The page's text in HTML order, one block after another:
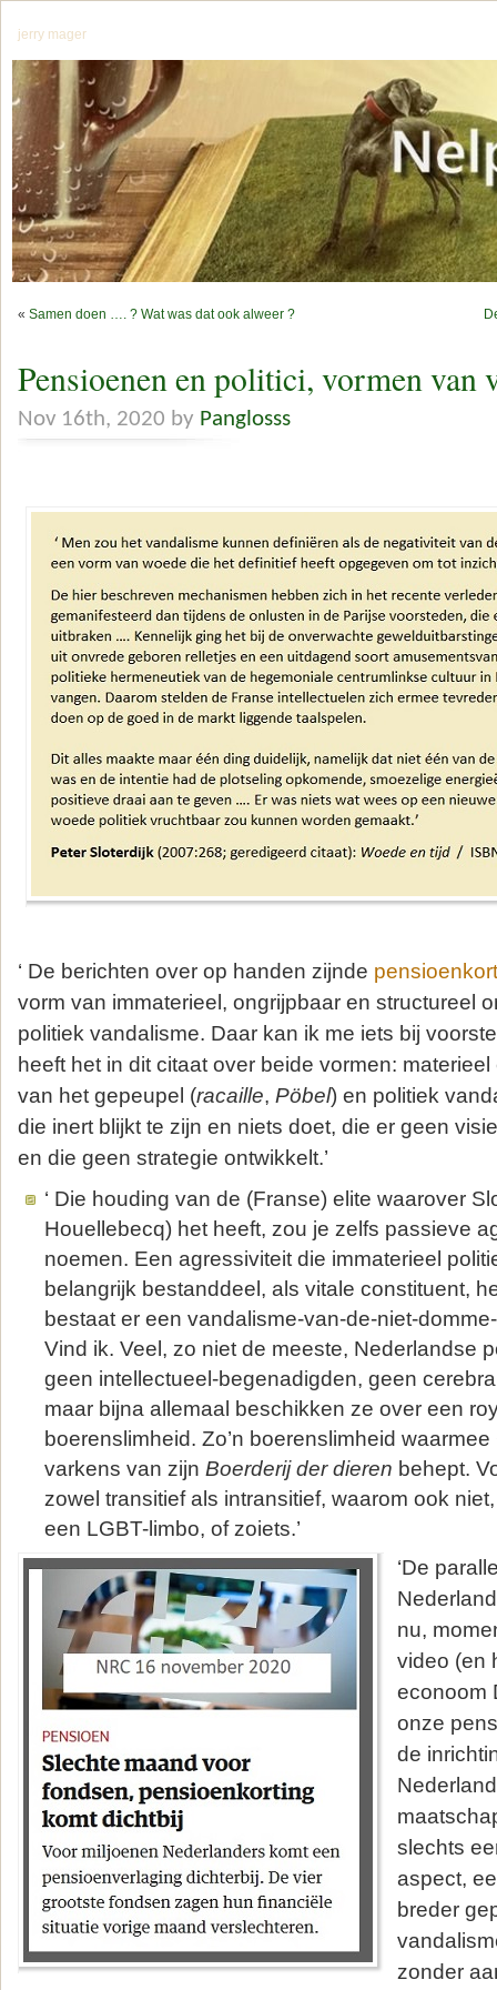
jerry mager
« Samen doen …. ? Wat was dat ook alweer ?
Pensioenen en politici, vormen van
Nov 16th, 2020 by Panglosss
‘ De berichten over op handen zijnde
vorm van immaterieel, ongrijpbaar en structureel
politiek vandalisme. Daar kan ik me iets bij
heeft het in dit citaat over beide vormen:
van het gepeupel (racaille, Pöbel) en politiek
die inert blijkt te zijn en niets doet, die er geen
en die geen strategie ontwikkelt.’
‘ Die houding van de (Franse) elite waarover
Houellebecq) het heeft, zou je zelfs passieve
noemen. Een agressiviteit die immaterieel
belangrijk bestanddeel, als vitale constituent,
bestaat er een vandalisme-van-de-niet-
Vind ik. Veel, zo niet de meeste, Nederlandse
geen intellectueel-begenadigden, geen
maar bijna allemaal beschikken ze over een
boerenslimheid. Zo’n boerenslimheid
varkens van zijn Boerderij der dieren behept.
zowel transitief als intransitief, waarom ook
een LGBT-limbo, of zoiets.’
‘De
nu,
video (en
econoom
onze
de
slechts
aspect,
breder
zonder